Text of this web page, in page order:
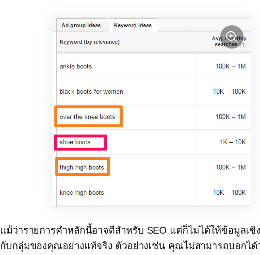
แม้ว่ารายการคำหลักนี้อาจดีสำหรับ SEO แต่ก็ไม่ได้ให้ข้อมูลเชิ
กับกลุ่มของคุณอย่างแท้จริง ตัวอย่างเช่น คุณไม่สามารถบอกได้